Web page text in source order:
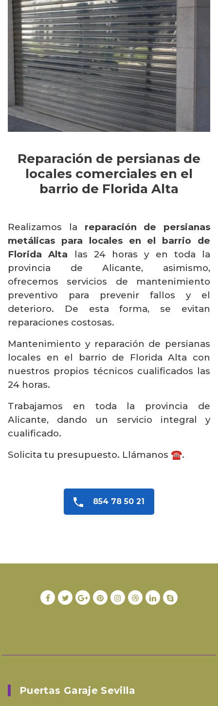
Reparación de persianas de
locales comerciales en el
barrio de Florida Alta
Realizamos la reparación de persianas
metálicas para locales en el barrio de
Florida Alta las 24 horas y en toda la
provincia de Alicante, asimismo,
ofrecemos servicios de mantenimiento
preventivo para prevenir fallos y el
deterioro. De esta forma, se evitan
reparaciones costosas.
Mantenimiento y reparación de persianas
locales en el barrio de Florida Alta con
nuestros propios técnicos cualificados las
24 horas.
Trabajamos en toda la provincia de
Alicante, dando un servicio integral y
cualificado.
Solicita tu presupuesto. Llámanos ☎️.
854 78 50 21
Puertas Garaje Sevilla